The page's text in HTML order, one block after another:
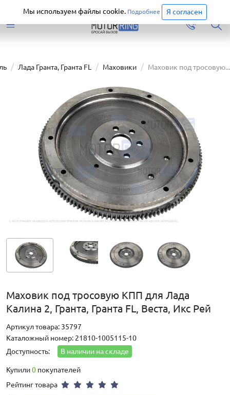
Перейти
Лада Гранта, Гранта FL Маховики Маховик под тросовую...
Маховик под тросовую КПП для Лада
Калина 2, Гранта, Гранта FL, Веста, Икс Рей
Артикул товара: 35797
Каталожный номер: 21810-1005115-10
Доступность:
В наличии на складе
Купили0 покупателей
Рейтинг товара
Мы используем файлы cookie. Подробнее Я согласен